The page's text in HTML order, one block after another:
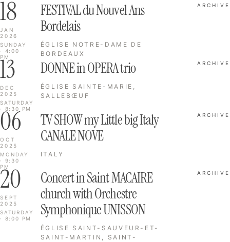
18
JAN
2026
SUNDAY
· 4:00
PM
FESTIVAL du Nouvel Ans
Bordelais
ÉGLISE NOTRE-DAME DE
BORDEAUX
ARCHIVE
13
DEC
2025
SATURDAY
· 8:30 PM
DONNE in OPERA trio
ÉGLISE SAINTE-MARIE,
SALLEBŒUF
ARCHIVE
06
OCT
2025
MONDAY
· 9:30
PM
TV SHOW my Little big Italy
CANALE NOVE
ITALY
ARCHIVE
20
SEPT
2025
SATURDAY
· 8:00 PM
Concert in Saint MACAIRE
church with Orchestre
Symphonique UNISSON
ÉGLISE SAINT-SAUVEUR-ET-
SAINT-MARTIN, SAINT-
ARCHIVE